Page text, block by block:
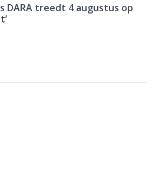
DARA treedt 4 augustus op